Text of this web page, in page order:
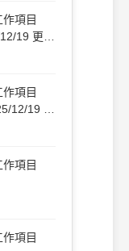
項目
19 更
項目
12/19 更
項目
項目